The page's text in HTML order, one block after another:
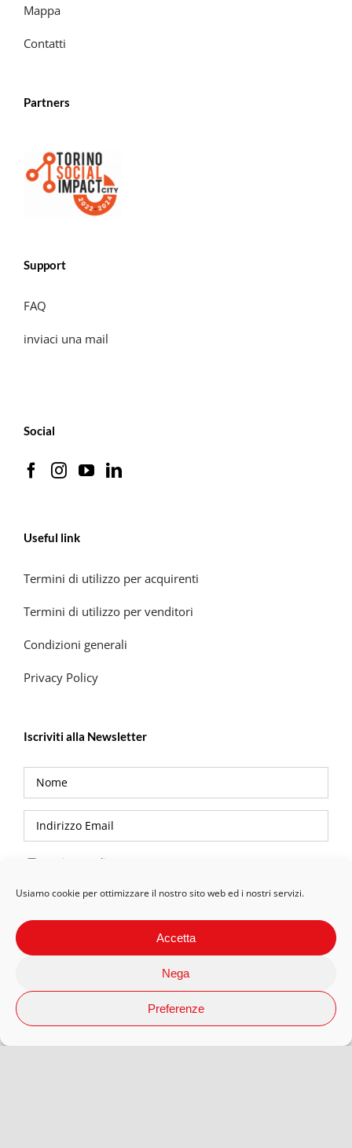
Usiamo cookie per ottimizzare il nostro sito web ed i nostri servizi.
Accetta
Nega
Preferenze
Mappa
Contatti
Partners
Support
FAQ
inviaci una mail
Social
Useful link
Termini di utilizzo per acquirenti
Termini di utilizzo per venditori
Condizioni generali
Privacy Policy
Iscriviti alla Newsletter
Privacy Policy